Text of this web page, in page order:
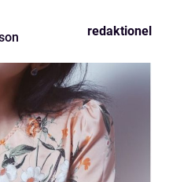
redaktionel